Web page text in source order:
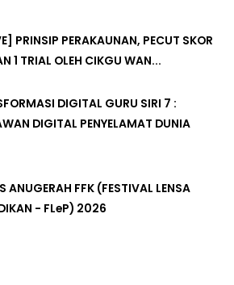
PRINSIP PERAKAUNAN, PECUT SKOR
1 TRIAL OLEH CIKGU WAN...
DIGITAL GURU SIRI 7 :
DIGITAL PENYELAMAT DUNIA
ANUGERAH FFK (FESTIVAL LENSA
- FLeP) 2026